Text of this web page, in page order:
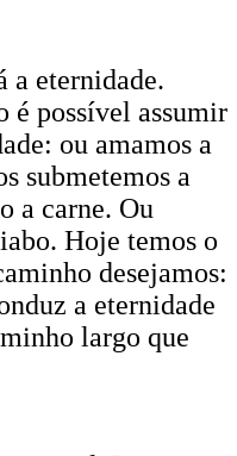
a eternidade.
é possível assumir
ou amamos a
submetemos a
a carne. Ou
Hoje temos o
desejamos:
a eternidade
largo que